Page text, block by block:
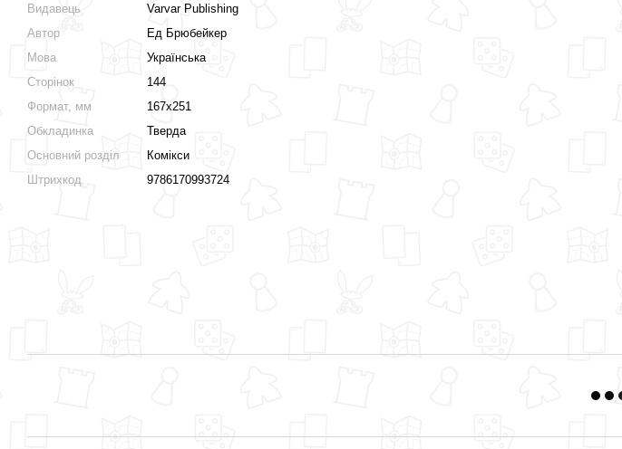
Видавець
Varvar Publishing
Автор
Ед Брюбейкер
Мова
Українська
Сторінок
144
Формат, мм
167х251
Обкладинка
Тверда
Основний розділ
Комікси
Штрихкод
9786170993724